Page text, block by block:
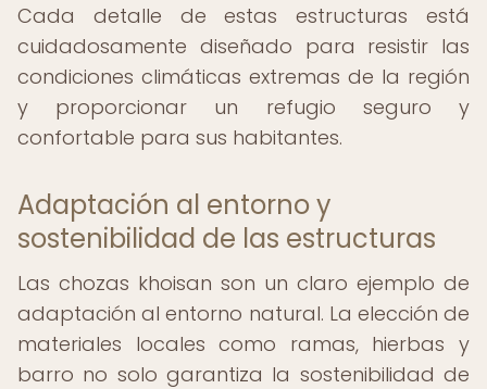
Cada detalle de estas estructuras está
cuidadosamente diseñado para resistir las
condiciones climáticas extremas de la región
y proporcionar un refugio seguro y
confortable para sus habitantes.
Adaptación al entorno y
sostenibilidad de las estructuras
Las chozas khoisan son un claro ejemplo de
adaptación al entorno natural. La elección de
materiales locales como ramas, hierbas y
barro no solo garantiza la sostenibilidad de